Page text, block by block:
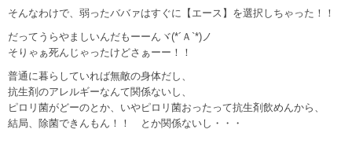
そんなわけで、弱ったババァはすぐに【エース】を選択しちゃった！！
だってうらやましいんだもーーんヾ(*´Ａ`*)ノ
そりゃぁ死んじゃったけどさぁーー！！
普通に暮らしていれば無敵の身体だし、
抗生剤のアレルギーなんて関係ないし、
ピロリ菌がどーのとか、いやピロリ菌おったって抗生剤飲めんから、
結局、除菌できんもん！！ とか関係ないし・・・